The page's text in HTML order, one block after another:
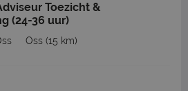
Toezicht &
(24-36 uur)
Oss (15 km)